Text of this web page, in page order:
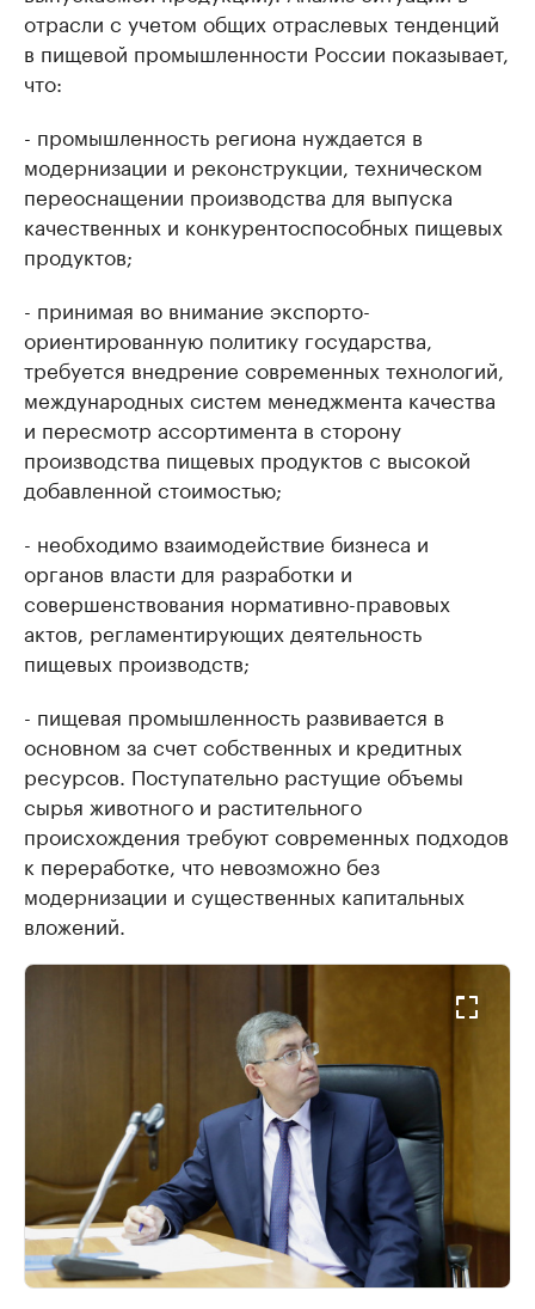
отрасли с учетом общих отраслевых тенденций
в пищевой промышленности России показывает,
что:
- промышленность региона нуждается в
модернизации и реконструкции, техническом
переоснащении производства для выпуска
качественных и конкурентоспособных пищевых
продуктов;
- принимая во внимание экспорто-
ориентированную политику государства,
требуется внедрение современных технологий,
международных систем менеджмента качества
и пересмотр ассортимента в сторону
производства пищевых продуктов с высокой
добавленной стоимостью;
- необходимо взаимодействие бизнеса и
органов власти для разработки и
совершенствования нормативно-правовых
актов, регламентирующих деятельность
пищевых производств;
- пищевая промышленность развивается в
основном за счет собственных и кредитных
ресурсов. Поступательно растущие объемы
сырья животного и растительного
происхождения требуют современных подходов
к переработке, что невозможно без
модернизации и существенных капитальных
вложений.